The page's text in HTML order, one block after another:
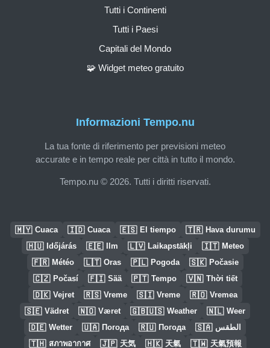
Informazioni Tempo.nu
La tua fonte di riferimento per previsioni meteo
accurate e in tempo reale per città in tutto il mondo.
Tempo.nu © 2026. Tutti i diritti riservati.
Tutti i Continenti
Tutti i Paesi
Capitali del Mondo
🧩 Widget meteo gratuito
🇲🇾 Cuaca 🇮🇩 Cuaca 🇪🇸 El tiempo 🇹🇷 Hava durumu
🇭🇺 Időjárás 🇪🇪 Ilm 🇱🇻 Laikapstākļi 🇮🇹 Meteo
🇫🇷 Météo 🇱🇹 Oras 🇵🇱 Pogoda 🇸🇰 Počasie
🇨🇿 Počasí 🇫🇮 Sää 🇵🇹 Tempo 🇻🇳 Thời tiết
🇩🇰 Vejret 🇷🇸 Vreme 🇸🇮 Vreme 🇷🇴 Vremea
🇸🇪 Vädret 🇳🇴 Været 🇬🇧🇺🇸 Weather 🇳🇱 Weer
🇩🇪 Wetter 🇺🇦 Погода 🇷🇺 Погода 🇸🇦 الطقس
🇹🇭 สภาพอากาศ 🇯🇵 天気 🇭🇰 天氣 🇹🇼 天氣預報